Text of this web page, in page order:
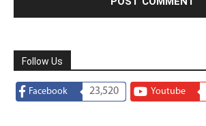
Follow Us
Facebook 23,520 Youtube